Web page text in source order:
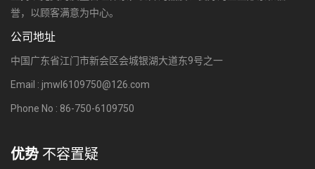
誉，以顾客满意为中心。
公司地址
中国广东省江门市新会区会城银湖大道东9号之一
Email : jmwl6109750@126.com
Phone No : 86-750-6109750
优势 不容置疑